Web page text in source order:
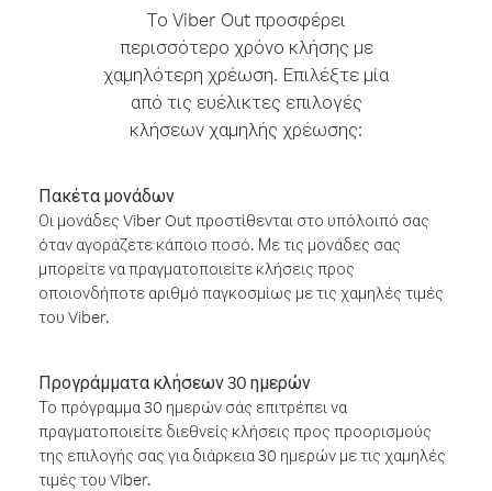
Το Viber Out προσφέρει
περισσότερο χρόνο κλήσης με
χαμηλότερη χρέωση. Επιλέξτε μία
από τις ευέλικτες επιλογές
κλήσεων χαμηλής χρέωσης:
Πακέτα μονάδων
Οι μονάδες Viber Out προστίθενται στο υπόλοιπό σας
όταν αγοράζετε κάποιο ποσό. Με τις μονάδες σας
μπορείτε να πραγματοποιείτε κλήσεις προς
οποιονδήποτε αριθμό παγκοσμίως με τις χαμηλές τιμές
του Viber.
Προγράμματα κλήσεων 30 ημερών
Το πρόγραμμα 30 ημερών σάς επιτρέπει να
πραγματοποιείτε διεθνείς κλήσεις προς προορισμούς
της επιλογής σας για διάρκεια 30 ημερών με τις χαμηλές
τιμές του Viber.